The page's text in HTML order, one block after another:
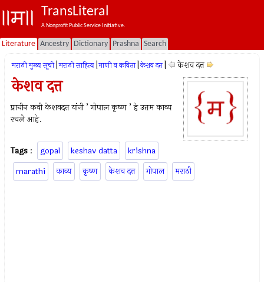
TransLiteral
A Nonprofit Public Service Initiative.
Literature Ancestry Dictionary Prashna Search
मराठी मुख्य सूची मराठी साहित्य गाणी व कविता केशव दत्त केशव दत्त
केशव दत्त
प्राचीन कवी केशवदत्त यांनी ’ गोपाल कृष्ण ’ हे उत्तम काव्य
रचले आहे.
Tags : gopal keshav datta
krishna
marathi
काव्य कृष्ण केशव दत्त गोपाल मराठी